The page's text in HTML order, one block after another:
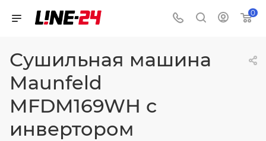
0
Сушильная машина
Maunfeld
MFDM169WH с
инвертором